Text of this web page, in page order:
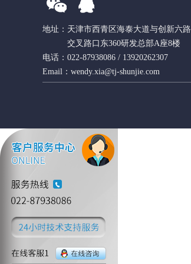
地址：天津市西青区海泰大道与创新六路
交叉路口东360研发总部A座8楼
电话：022-87938086 / 13920262307
Email：wendy.xia@tj-shunjie.com